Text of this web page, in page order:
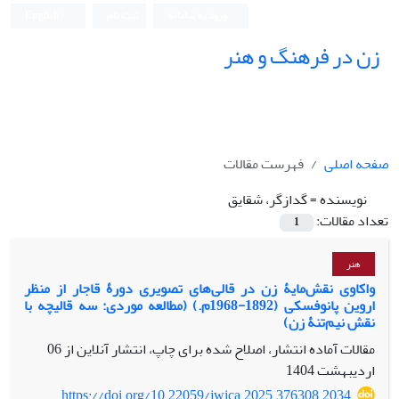
زن در فرهنگ و هنر
صفحه اصلی
فهرست مقالات
نویسنده =گدازگر، شقایق
تعداد مقالات:
1
هنر
واکاوی نقش‌مایۀ زن در قالی‌های تصویری دورۀ قاجار از منظر
اروین پانوفسکی (1892-1968م.) (مطالعه موردی: سه قالیچه با
نقش نیم‌تنۀ زن)
مقالات آماده انتشار، اصلاح شده برای چاپ، انتشار آنلاین از06
اردیبهشت 1404